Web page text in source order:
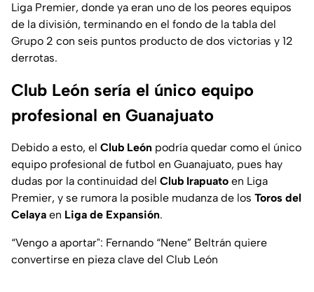
Liga Premier, donde ya eran uno de los peores equipos
de la división, terminando en el fondo de la tabla del
Grupo 2 con seis puntos producto de dos victorias y 12
derrotas.
Club León sería el único equipo
profesional en Guanajuato
Debido a esto, el Club León podría quedar como el único
equipo profesional de futbol en Guanajuato, pues hay
dudas por la continuidad del Club Irapuato en Liga
Premier, y se rumora la posible mudanza de los Toros del
Celaya en Liga de Expansión.
“Vengo a aportar": Fernando “Nene” Beltrán quiere
convertirse en pieza clave del Club León